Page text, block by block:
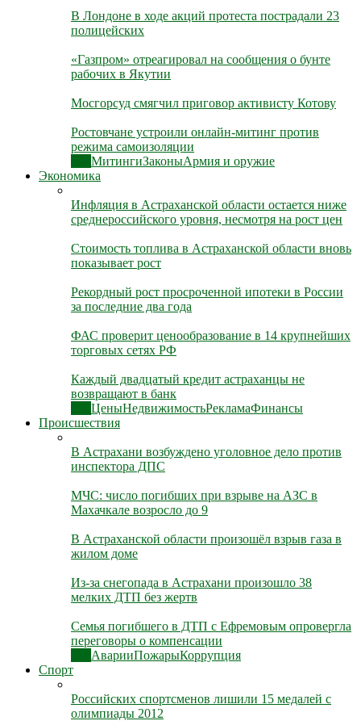
В Лондоне в ходе акций протеста пострадали 23
полицейских
«Газпром» отреагировал на сообщения о бунте
рабочих в Якутии
Мосгорсуд смягчил приговор активисту Котову
Ростовчане устроили онлайн-митинг против
режима самоизоляции
МитингиЗаконыАрмия и оружие
Экономика
Инфляция в Астраханской области остается ниже
среднероссийского уровня, несмотря на рост цен
Стоимость топлива в Астраханской области вновь
показывает рост
Рекордный рост просроченной ипотеки в России
за последние два года
ФАС проверит ценообразование в 14 крупнейших
торговых сетях РФ
Каждый двадцатый кредит астраханцы не
возвращают в банк
ЦеныНедвижимостьРекламаФинансы
Происшествия
В Астрахани возбуждено уголовное дело против
инспектора ДПС
МЧС: число погибших при взрыве на АЗС в
Махачкале возросло до 9
В Астраханской области произошёл взрыв газа в
жилом доме
Из-за снегопада в Астрахани произошло 38
мелких ДТП без жертв
Семья погибшего в ДТП с Ефремовым опровергла
переговоры о компенсации
АварииПожарыКоррупция
Спорт
Российских спортсменов лишили 15 медалей с
олимпиады 2012